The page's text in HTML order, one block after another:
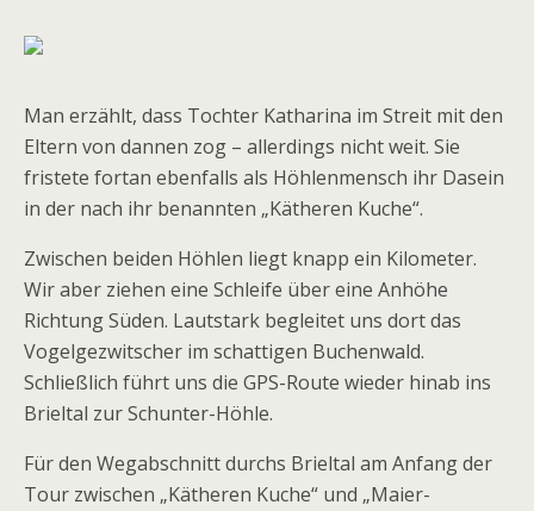
Man erzählt, dass Tochter Katharina im Streit mit den
Eltern von dannen zog – allerdings nicht weit. Sie
fristete fortan ebenfalls als Höhlenmensch ihr Dasein
in der nach ihr benannten „Kätheren Kuche“.
Zwischen beiden Höhlen liegt knapp ein Kilometer.
Wir aber ziehen eine Schleife über eine Anhöhe
Richtung Süden. Lautstark begleitet uns dort das
Vogelgezwitscher im schattigen Buchenwald.
Schließlich führt uns die GPS-Route wieder hinab ins
Brieltal zur Schunter-Höhle.
Für den Wegabschnitt durchs Brieltal am Anfang der
Tour zwischen „Kätheren Kuche“ und „Maier-